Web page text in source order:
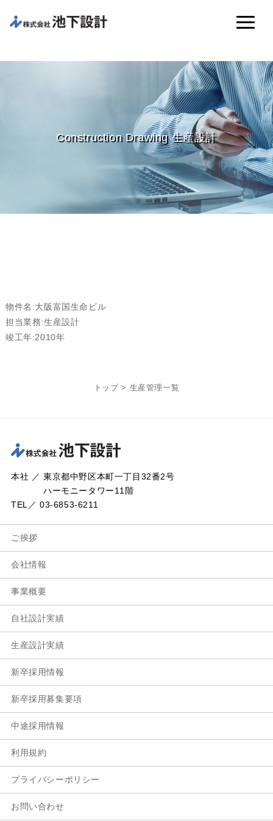
Construction Drawing 生産設計
物件名:大阪富国生命ビル
担当業務:生産設計
竣工年:2010年
トップ > 生産管理一覧
本社 ／ 東京都中野区本町一丁目32番2号
ハーモニータワー11階
TEL／ 03-6853-6211
ご挨拶
会社情報
事業概要
自社設計実績
生産設計実績
新卒採用情報
新卒採用募集要項
中途採用情報
利用規約
プライバシーポリシー
お問い合わせ